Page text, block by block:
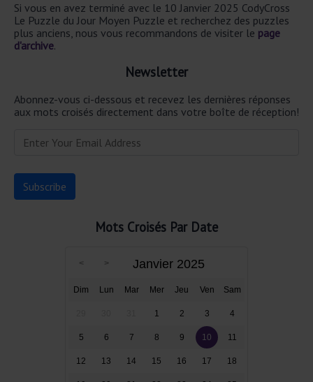
Si vous en avez terminé avec le 10 Janvier 2025 CodyCross
Le Puzzle du Jour Moyen Puzzle et recherchez des puzzles
plus anciens, nous vous recommandons de visiter le page
d'archive.
Newsletter
Abonnez-vous ci-dessous et recevez les dernières réponses
aux mots croisés directement dans votre boîte de réception!
Mots Croisés Par Date
Janvier 2025
Dim Lun Mar Mer Jeu Ven Sam
1 2 3 4
5 6 7 8 9 10 11
12 13 14 15 16 17 18